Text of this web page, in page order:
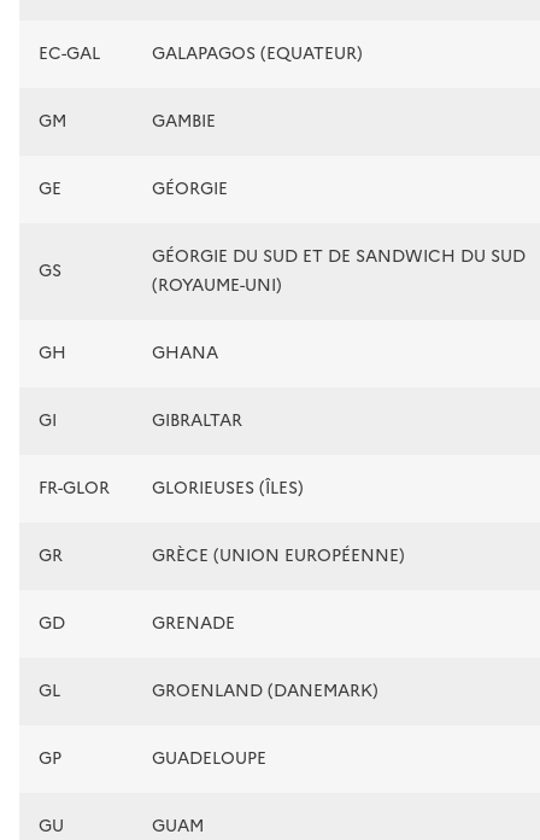
EC-GAL GALAPAGOS (EQUATEUR)
GM GAMBIE
GE GÉORGIE
GS
GÉORGIE DU SUD ET DE SANDWICH DU SUD
(ROYAUME-UNI)
GH GHANA
GI GIBRALTAR
FR-GLOR GLORIEUSES (ÎLES)
GR GRÈCE (UNION EUROPÉENNE)
GD GRENADE
GL GROENLAND (DANEMARK)
GP GUADELOUPE
GU GUAM